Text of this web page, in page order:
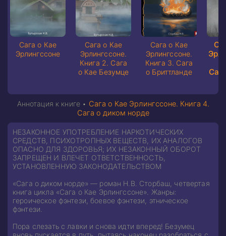
Сага о Кае
Эрлингссоне
Сага о Кае
Эрлингссоне.
Книга 2. Сага
о Кае Безумце
Сага о Кае
Эрлингссоне.
Книга 3. Сага
о Бриттланде
Аннотация к книге • Сага о Кае Эрлингссоне. Книга 4.
Сага о диком норде
НЕЗАКОННОЕ УПОТРЕБЛЕНИЕ НАРКОТИЧЕСКИХ
СРЕДСТВ, ПСИХОТРОПНЫХ ВЕЩЕСТВ, ИХ АНАЛОГОВ
ОПАСНО ДЛЯ ЗДОРОВЬЯ; ИХ НЕЗАКОННЫЙ ОБОРОТ
ЗАПРЕЩЕН И ВЛЕЧЕТ ОТВЕТСТВЕННОСТЬ,
УСТАНОВЛЕННУЮ ЗАКОНОДАТЕЛЬСТВОМ
«Сага о диком норде» — роман Н.В. Сторбаш, четвертая
книга цикла «Сага о Кае Эрлингссоне». Жанры:
героическое фэнтези, боевое фэнтези, этническое
фэнтези.
Пора слезать с лавки и снова идти вперед! Безумец